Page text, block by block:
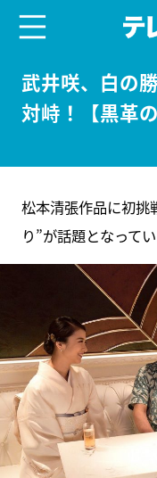
武井咲、白の
対峙！【黒革
松本清張作品に初挑
り”が話題となって